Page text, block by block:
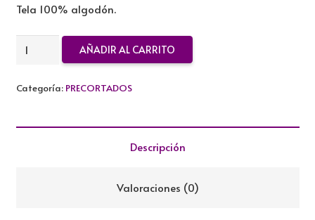
Tela 100% algodón.
CORTE
25X25CM
TILDA
AÑADIR AL CARRITO
Categoría: PRECORTADOS
Descripción
Valoraciones (0)